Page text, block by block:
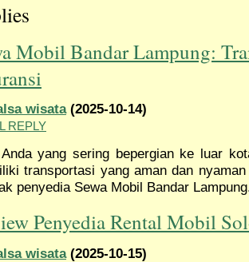
Mobil Bandar Lampung:
wisata(2025-10-14)
REPLY
yang sering bepergian ke luar
transportasi yang aman dan
penyedia Sewa Mobil Bandar
Penyedia Rental Mobil
wisata(2025-10-15)